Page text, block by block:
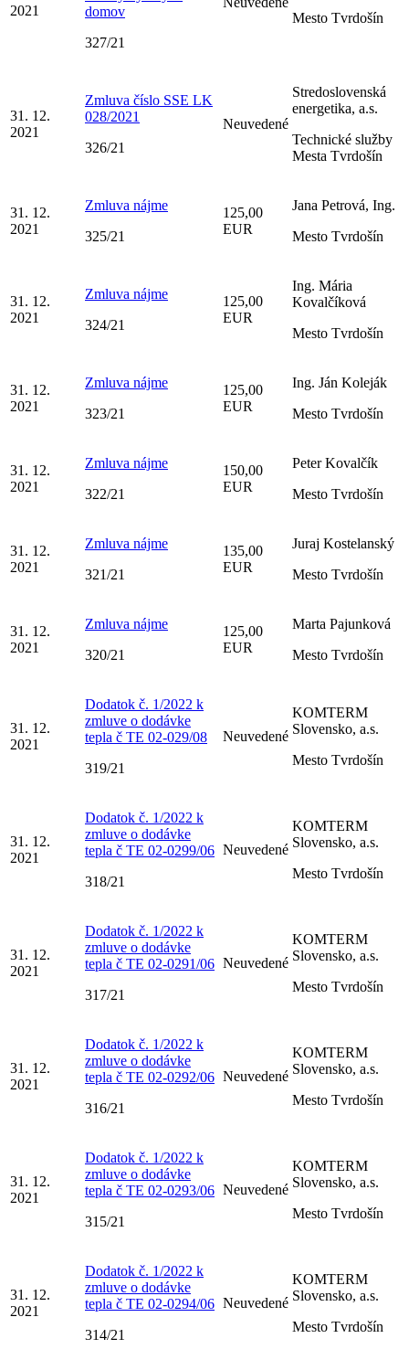
2021
domov
327/21
Mesto Tvrdošín
31. 12.
2021
Zmluva číslo SSE LK
028/2021
326/21
Neuvedené
Stredoslovenská
energetika, a.s.
Technické služby
Mesta Tvrdošín
31. 12.
2021
Zmluva nájme
325/21
125,00
EUR
Jana Petrová, Ing.
Mesto Tvrdošín
31. 12.
2021
Zmluva nájme
324/21
125,00
EUR
Ing. Mária
Kovalčíková
Mesto Tvrdošín
31. 12.
2021
Zmluva nájme
323/21
125,00
EUR
Ing. Ján Koleják
Mesto Tvrdošín
31. 12.
2021
Zmluva nájme
322/21
150,00
EUR
Peter Kovalčík
Mesto Tvrdošín
31. 12.
2021
Zmluva nájme
321/21
135,00
EUR
Juraj Kostelanský
Mesto Tvrdošín
31. 12.
2021
Zmluva nájme
320/21
125,00
EUR
Marta Pajunková
Mesto Tvrdošín
31. 12.
2021
Dodatok č. 1/2022 k
zmluve o dodávke
tepla č TE 02-029/08
319/21
Neuvedené
KOMTERM
Slovensko, a.s.
Mesto Tvrdošín
31. 12.
2021
Dodatok č. 1/2022 k
zmluve o dodávke
tepla č TE 02-0299/06
318/21
Neuvedené
KOMTERM
Slovensko, a.s.
Mesto Tvrdošín
31. 12.
2021
Dodatok č. 1/2022 k
zmluve o dodávke
tepla č TE 02-0291/06
317/21
Neuvedené
KOMTERM
Slovensko, a.s.
Mesto Tvrdošín
31. 12.
2021
Dodatok č. 1/2022 k
zmluve o dodávke
tepla č TE 02-0292/06
316/21
Neuvedené
KOMTERM
Slovensko, a.s.
Mesto Tvrdošín
31. 12.
2021
Dodatok č. 1/2022 k
zmluve o dodávke
tepla č TE 02-0293/06
315/21
Neuvedené
KOMTERM
Slovensko, a.s.
Mesto Tvrdošín
31. 12.
2021
Dodatok č. 1/2022 k
zmluve o dodávke
tepla č TE 02-0294/06
314/21
Neuvedené
KOMTERM
Slovensko, a.s.
Mesto Tvrdošín